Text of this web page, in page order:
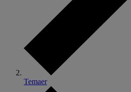
Temaer